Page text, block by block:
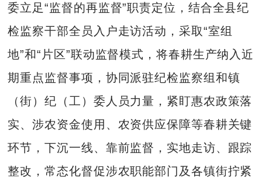
委立足“监督的再监督”职责定位，结合全县纪
检监察干部全员入户走访活动，采取“室组
地”和“片区”联动监督模式，将春耕生产纳入近
期重点监督事项，协同派驻纪检监察组和镇
（街）纪（工）委人员力量，紧盯惠农政策落
实、涉农资金使用、农资供应保障等春耕关键
环节，下沉一线、靠前监督，实地走访、跟踪
整改，常态化督促涉农职能部门及各镇街拧紧